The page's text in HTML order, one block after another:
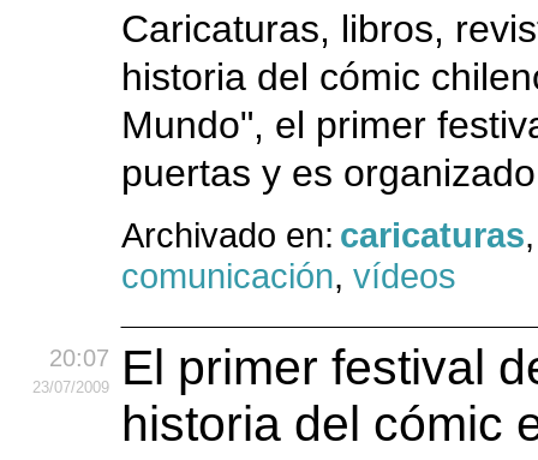
Caricaturas, libros,
historia del cómic
Mundo", el primer
puertas y es
Archivado en: caricaturas
comunicación, vídeos
20:07
23/07/2009
El primer festival
historia del cómic